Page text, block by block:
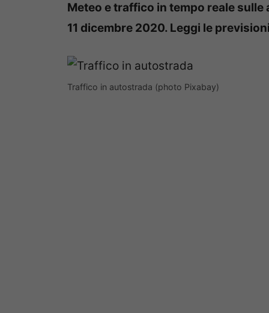
Meteo e traffico in tempo reale
11 dicembre 2020. Leggi le
Traffico in autostrada (photo Pixabay)